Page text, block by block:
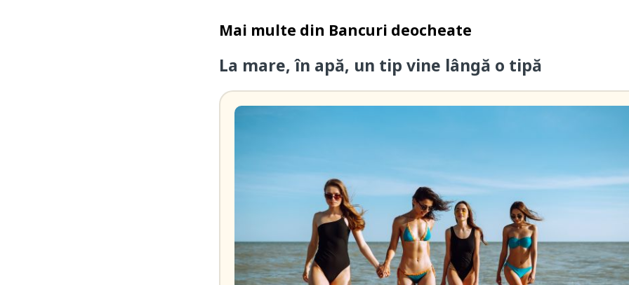
Mai multe din Bancuri deocheate
La mare, în apă, un tip vine lângă o tipă